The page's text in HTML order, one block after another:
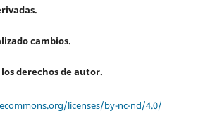
cambios.
derechos de autor.
licenses/by-nc-nd/4.0/